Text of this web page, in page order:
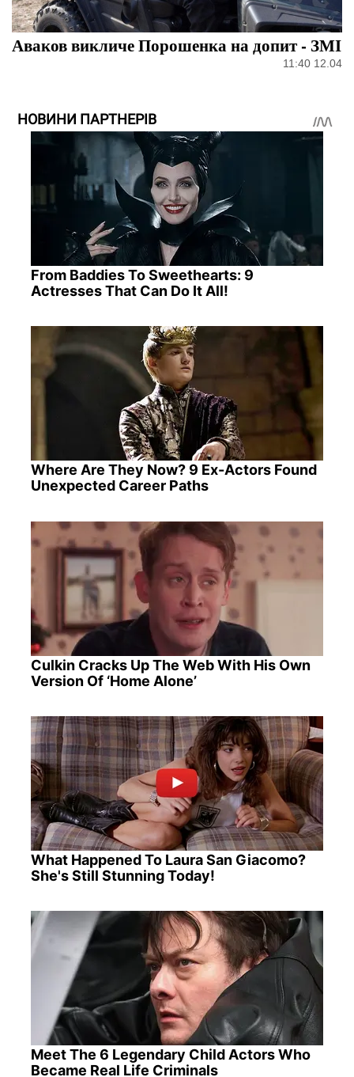
Аваков викличе Порошенка на допит - ЗМІ
11:40 12.04
НОВИНИ ПАРТНЕРІВ
From Baddies To Sweethearts: 9
Actresses That Can Do It All!
Where Are They Now? 9 Ex-Actors Found
Unexpected Career Paths
Culkin Cracks Up The Web With His Own
Version Of ‘Home Alone’
What Happened To Laura San Giacomo?
She's Still Stunning Today!
Meet The 6 Legendary Child Actors Who
Became Real Life Criminals